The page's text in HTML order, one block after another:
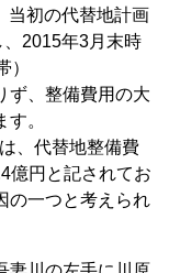
当初の代替地計画
2015年3月末時
）
ず、整備費用の大
。
、代替地整備費
億円と記されてお
の一つと考えられ